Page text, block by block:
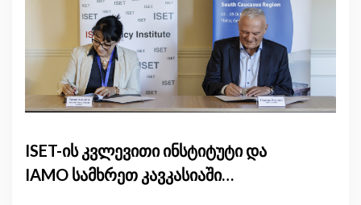
ISET-ის კვლევითი ინსტიტუტი და
IAMO სამხრეთ კავკასიაში